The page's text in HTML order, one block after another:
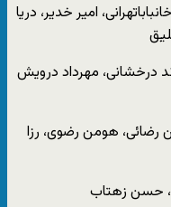
امیر خدیر، دریا
درخشانی، مهرداد درویش
هوتن رضائی، هومن رضوی، رزا